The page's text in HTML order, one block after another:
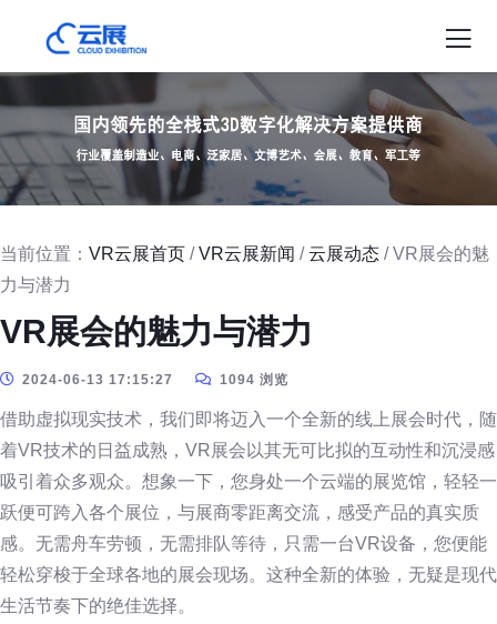
当前位置： VR云展首页 /VR云展新闻 /云展动态 / VR展会的魅
力与潜力
VR展会的魅力与潜力
2024-06-13 17:15:27 1094 浏览
借助虚拟现实技术，我们即将迈入一个全新的线上展会时代，随
着VR技术的日益成熟，VR展会以其无可比拟的互动性和沉浸感
吸引着众多观众。想象一下，您身处一个云端的展览馆，轻轻一
跃便可跨入各个展位，与展商零距离交流，感受产品的真实质
感。无需舟车劳顿，无需排队等待，只需一台VR设备，您便能
轻松穿梭于全球各地的展会现场。这种全新的体验，无疑是现代
生活节奏下的绝佳选择。